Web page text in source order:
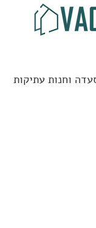
וחנות עתיקות